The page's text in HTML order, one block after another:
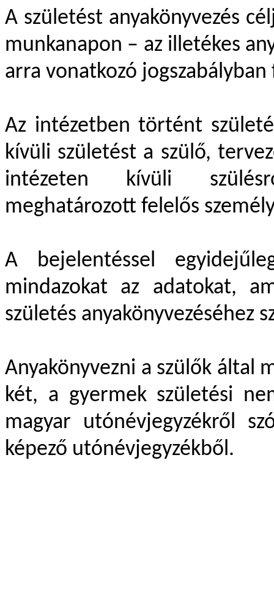
A születést anyakönyvezés
munkanapon – az illetékes
arra vonatkozó
Az intézetben történt
kívüli születést a szülő,
intézeten kívüli
meghatározott felelős
A bejelentéssel
mindazokat az adatokat,
születés anyakönyvezéséhez
Anyakönyvezni a szülők által
két, a gyermek születési
magyar utónévjegyzékről
képező utónévjegyzékből.